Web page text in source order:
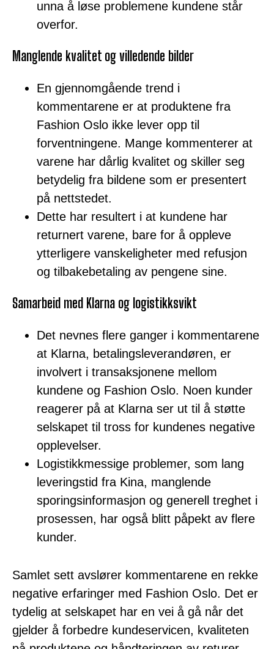
unna å løse problemene kundene står
overfor.
Manglende kvalitet og villedende bilder
En gjennomgående trend i
kommentarene er at produktene fra
Fashion Oslo ikke lever opp til
forventningene. Mange kommenterer at
varene har dårlig kvalitet og skiller seg
betydelig fra bildene som er presentert
på nettstedet.
Dette har resultert i at kundene har
returnert varene, bare for å oppleve
ytterligere vanskeligheter med refusjon
og tilbakebetaling av pengene sine.
Samarbeid med Klarna og logistikksvikt
Det nevnes flere ganger i kommentarene
at Klarna, betalingsleverandøren, er
involvert i transaksjonene mellom
kundene og Fashion Oslo. Noen kunder
reagerer på at Klarna ser ut til å støtte
selskapet til tross for kundenes negative
opplevelser.
Logistikkmessige problemer, som lang
leveringstid fra Kina, manglende
sporingsinformasjon og generell treghet i
prosessen, har også blitt påpekt av flere
kunder.
Samlet sett avslører kommentarene en rekke
negative erfaringer med Fashion Oslo. Det er
tydelig at selskapet har en vei å gå når det
gjelder å forbedre kundeservicen, kvaliteten